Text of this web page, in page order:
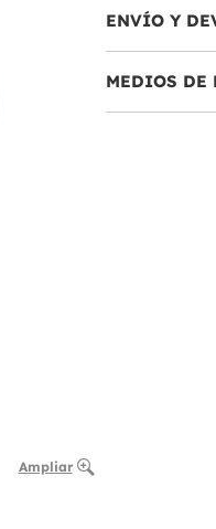
Ampliar
ENVÍO Y
MEDIOS DE